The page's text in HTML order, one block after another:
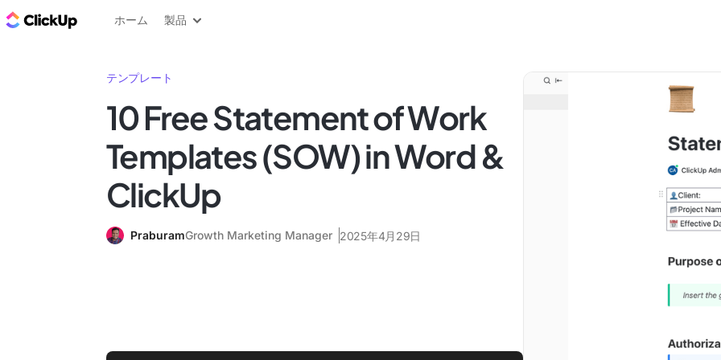
ClickUp ブログ
ホーム 製品
テンプレート
10 Free Statement of Work
Templates (SOW) in Word &
ClickUp
PraburamGrowth Marketing Manager 2025年4月29日